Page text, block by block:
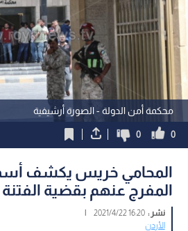
محكمة أمن الدولة - الصورة أرشيفية
0
0
المفرج عنهم بقضية الفتنة
نشر :16:20 2021/4/22
|
الأردن